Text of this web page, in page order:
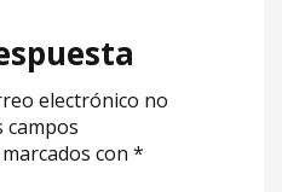
electrónico no
campos
con *